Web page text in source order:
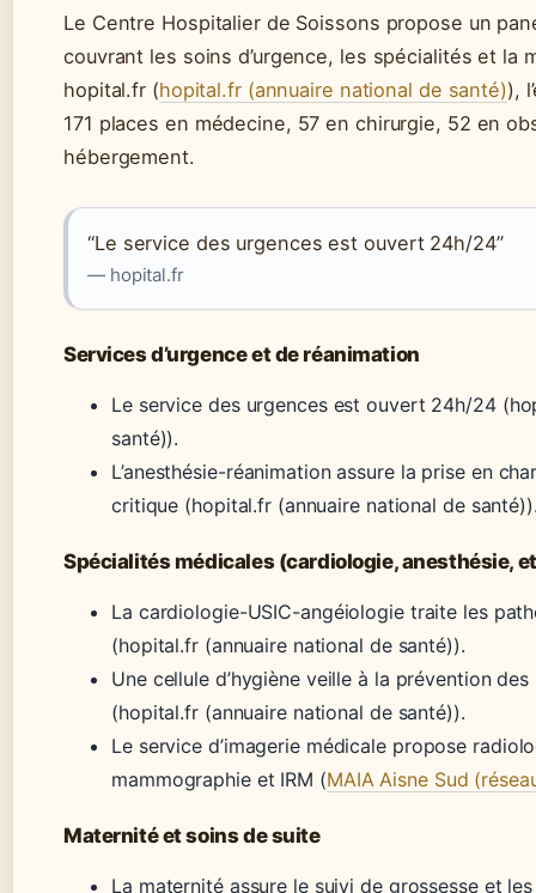
Le Centre Hospitalier de Soissons propose un
couvrant les soins d’urgence, les spécialités et la
hopital.fr (hopital.fr (annuaire national de santé)),
171 places en médecine, 57 en chirurgie, 52 en
hébergement.
“Le service des urgences est ouvert 24h/24”
— hopital.fr
Services d’urgence et de réanimation
Le service des urgences est ouvert 24h/24
santé)).
L’anesthésie-réanimation assure la prise en
critique (hopital.fr (annuaire national de
Spécialités médicales (cardiologie, anesthésie,
La cardiologie-USIC-angéiologie traite les
(hopital.fr (annuaire national de santé)).
Une cellule d’hygiène veille à la prévention
(hopital.fr (annuaire national de santé)).
Le service d’imagerie médicale propose
mammographie et IRM (MAIA Aisne Sud
Maternité et soins de suite
La maternité assure le suivi de grossesse et